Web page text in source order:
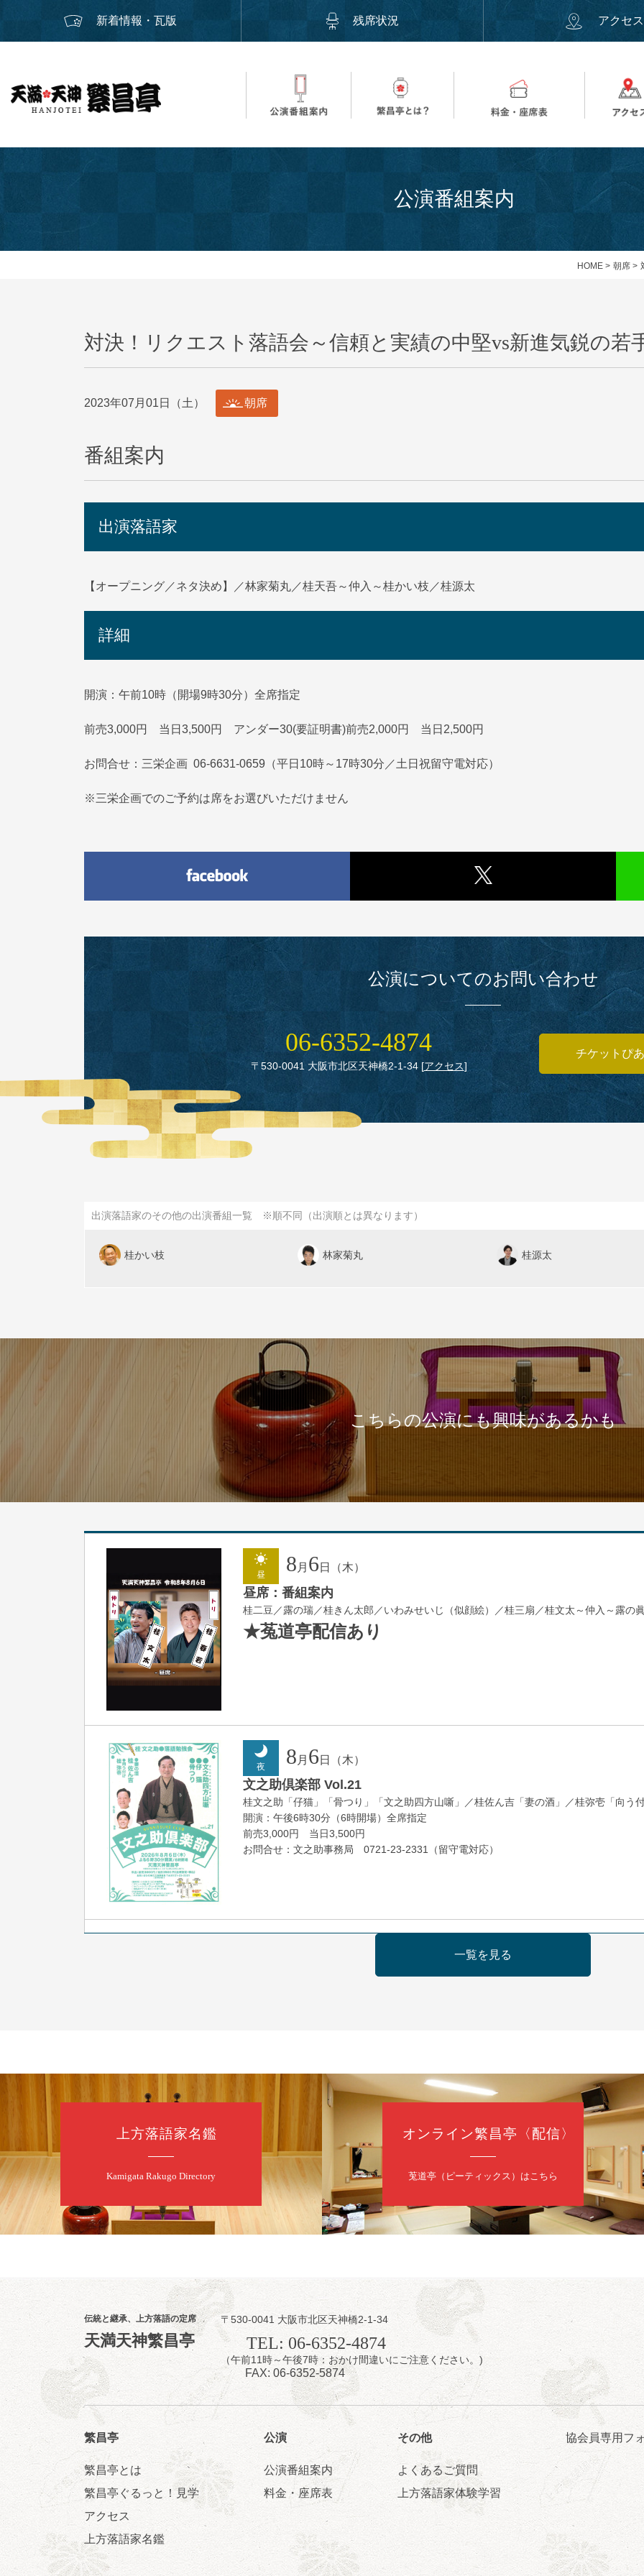
新着情報・瓦版 残席状況 アクセス
公演番組案内
HOME > 朝席 >
対決！リクエスト落語会～信頼と実績の中堅vs新進気鋭の若
2023年07月01日（土） 朝席
番組案内
出演落語家
【オープニング／ネタ決め】／林家菊丸／桂天吾～仲入～桂かい枝／桂源太
詳細
開演：午前10時（開場9時30分）全席指定
前売3,000円 当日3,500円 アンダー30(要証明書)前売2,000円 当日2,500円
お問合せ：三栄企画 06-6631-0659（平日10時～17時30分／土日祝留守電対応）
※三栄企画でのご予約は席をお選びいただけません
公演についてのお問い合わせ
06‑6352‑4874
〒530‑0041 大阪市北区天神橋2‑1‑34[アクセス]
チケットぴ
出演落語家のその他の出演番組一覧 ※順不同（出演順とは異なります）
桂かい枝 林家菊丸 桂源太
こちらの公演にも興味があるかも
昼 8月 6 日（木）
昼席：番組案内
桂二豆／露の瑞／桂きん太郎／いわみせいじ（似顔絵）／桂三扇／桂文太～仲入～露の
★菟道亭配信あり
夜 8 月 6 日（木）
文之助倶楽部 Vol.21
桂文之助「仔猫」「骨つり」「文之助四方山噺」／桂佐ん吉「妻の酒」／桂弥壱「向う
開演：午後6時30分（6時開場）全席指定
前売3,000円 当日3,500円
お問合せ：文之助事務局 0721-23-2331（留守電対応）
落語と日本舞踊の会 あわよか連 vol 1
昼 7 日（金）
昼席：番組案内
桂二豆／露の瑞／桂きん太郎／いわみせいじ（似顔絵）／笑福亭笑利／桂文太～仲入
★菟道亭 配信あり
夜 8月 7日（金）
噺家が落語と芝居をしてみる会
桂米之助／桂団治郎／桂弥太郎／桂米舞／是常祐美
開演：午後6時30分（6時開場）全席指定
前売3,500円 当日4,000円
お問合せ：米朝事務所 06-6365-8281（平日10時～18時）
★菟道亭配信あり 配信の購入はこちらをクリック
第2回 智之介・力造 二人会
一覧を見る
上方落語家名鑑
Kamigata Rakugo Directory
オンライン繁昌亭〈配信〉
莵道亭（ピーティックス）はこちら
伝統と継承、上方落語の定席
天満天神繁昌亭
〒530-0041 大阪市北区天神橋2-1-34
TEL: 06-6352-4874
（午前11時～午後7時：おかけ間違いにご注意ください。)
FAX: 06-6352-5874
繁昌亭
繁昌亭とは
繁昌亭ぐるっと！見学
アクセス
上方落語家名鑑
公演
公演番組案内
料金・座席表
その他
よくあるご質問
上方落語家体験学習
協会員専用フ